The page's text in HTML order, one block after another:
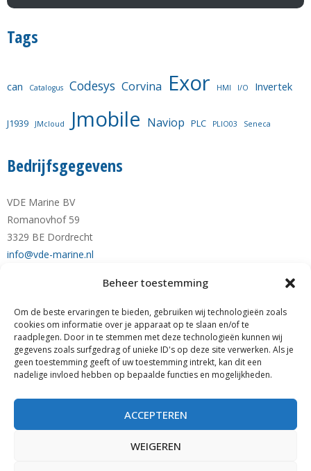
Beheer toestemming
Om de beste ervaringen te bieden, gebruiken wij technologieën zoals
cookies om informatie over je apparaat op te slaan en/of te
raadplegen. Door in te stemmen met deze technologieën kunnen wij
gegevens zoals surfgedrag of unieke ID's op deze site verwerken. Als je
geen toestemming geeft of uw toestemming intrekt, kan dit een
nadelige invloed hebben op bepaalde functies en mogelijkheden.
ACCEPTEREN
WEIGEREN
Tags
can Catalogus Codesys Corvina Exor HMI I/O Invertek
J1939 JMcloud Jmobile Naviop PLC PLIO03 Seneca
Bedrijfsgegevens
VDE Marine BV
Romanovhof 59
3329 BE Dordrecht
info@vde-marine.nl
Telefoon +31-(0)78-6 21 43 64
Mobiel +31-(0)6-28 1230 28
KvK nr. 77777190
RABO NL89 RABO 0122 0423 01
BTW nr. NL861140205B01
ZOEKEN